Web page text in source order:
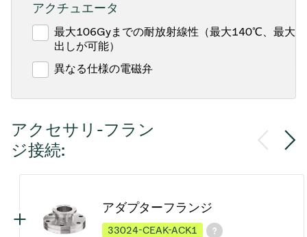
アクチュエータ
最大106Gyまでの耐放射線性（最大140℃、最大
出しが可能）
異なる仕様の電磁弁
アクセサリ-フラン
ジ接続:
アダプターフランジ
33024-CEAK-ACK1